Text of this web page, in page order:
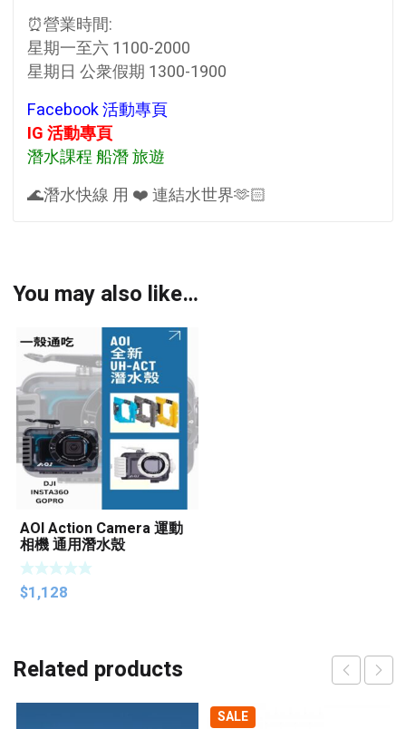
⏰營業時間:
星期一至六 1100-2000
星期日 公衆假期 1300-1900
Facebook 活動專頁
IG 活動專頁
潛水課程 船潛 旅遊
🌊潛水快線 用 ❤️ 連結水世界🫶🏻
You may also like…
AOI Action Camera 運動
相機 通用潛水殼
$1,128
Related products
SALE